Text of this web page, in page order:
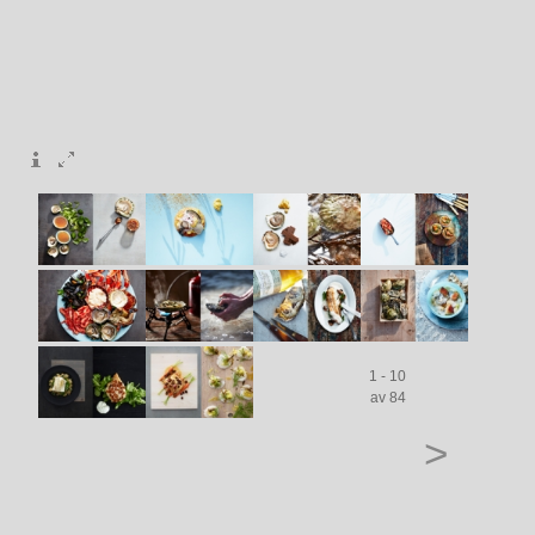
1 - 10
av 84
>